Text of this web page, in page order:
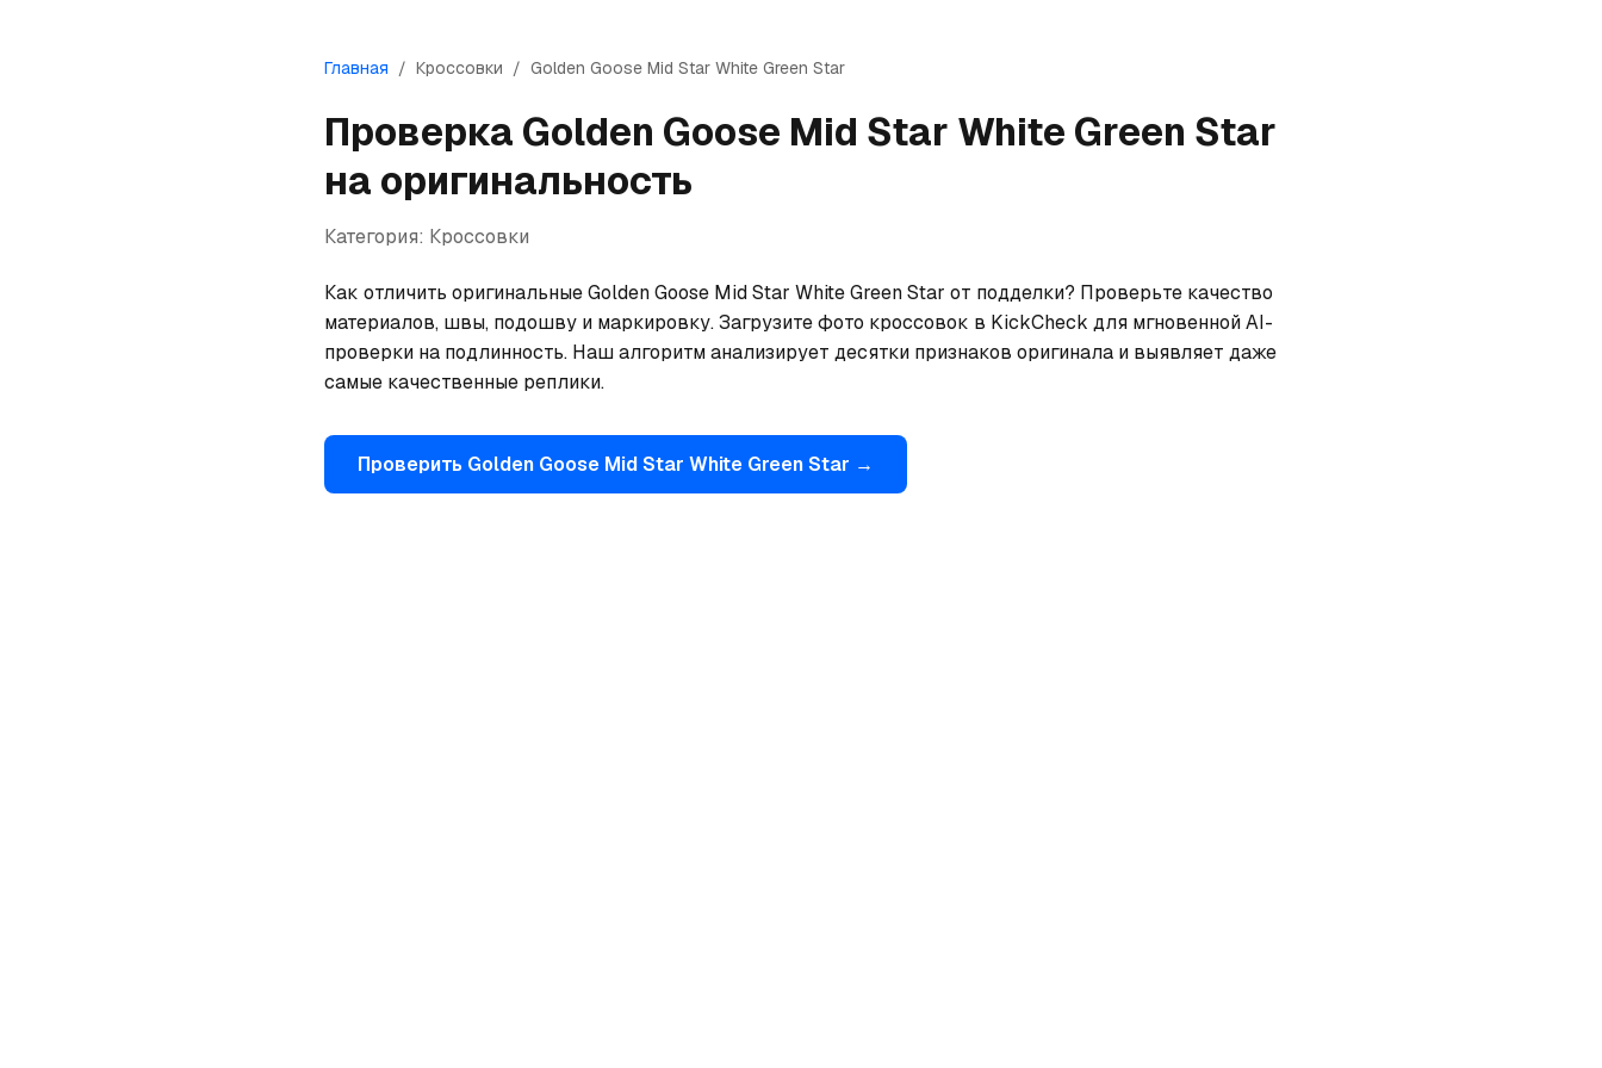
Главная / Кроссовки / Golden Goose Mid Star White Green Star
Проверка Golden Goose Mid Star White Green Star
на оригинальность
Категория: Кроссовки
Как отличить оригинальные Golden Goose Mid Star White Green Star от подделки? Проверьте качество
материалов, швы, подошву и маркировку. Загрузите фото кроссовок в KickCheck для мгновенной AI-
проверки на подлинность. Наш алгоритм анализирует десятки признаков оригинала и выявляет даже
самые качественные реплики.
Проверить Golden Goose Mid Star White Green Star →